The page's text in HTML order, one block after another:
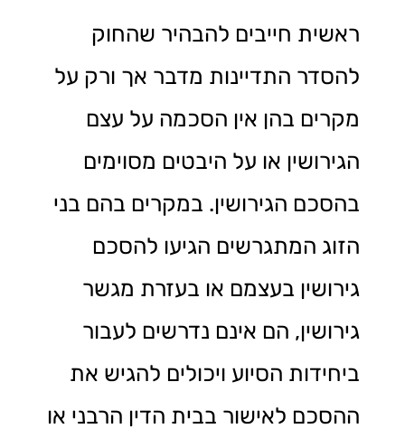
ראשית חייבים להבהיר שהחוק
להסדר התדיינות מדבר אך ורק על
מקרים בהן אין הסכמה על עצם
הגירושין או על היבטים מסוימים
בהסכם הגירושין. במקרים בהם בני
הזוג המתגרשים הגיעו להסכם
גירושין בעצמם או בעזרת מגשר
גירושין, הם אינם נדרשים לעבור
ביחידות הסיוע ויכולים להגיש את
ההסכם לאישור בבית הדין הרבני או